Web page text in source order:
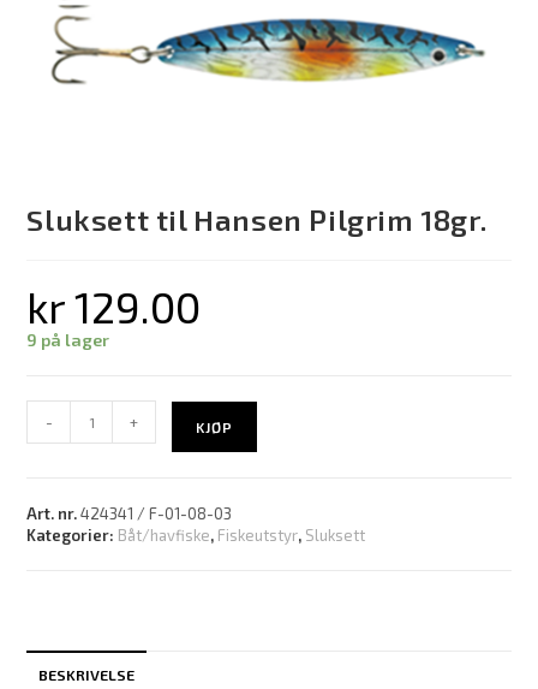
Sluksett til Hansen Pilgrim 18gr.
kr129.00
9 på lager
- + KJØP
Art. nr.424341 / F-01-08-03
Kategorier: Båt/havfiske, Fiskeutstyr, Sluksett
BESKRIVELSE